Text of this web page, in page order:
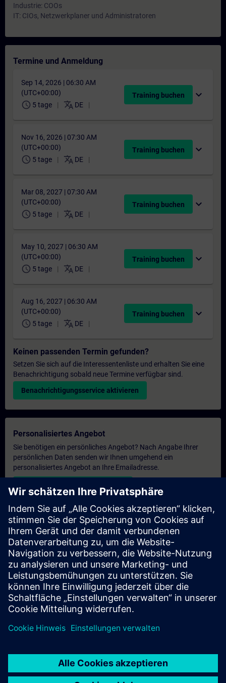
Industrie: COOs
IT: CIOs, Netzwerkplaner und Administratoren
Termine und Anmeldung
Sep 14, 2026 | 06:30 AM
(UTC+00:00)
schedule 5 tage translate DE
Training buchen expand_more
Nov 16, 2026 | 07:30 AM
(UTC+00:00)
schedule 5 tage translate DE
Training buchen expand_more
Mar 08, 2027 | 07:30 AM
(UTC+00:00)
schedule 5 tage translate DE
Training buchen expand_more
May 10, 2027 | 06:30 AM
(UTC+00:00)
schedule 5 tage translate DE
Training buchen expand_more
Aug 16, 2027 | 06:30 AM
(UTC+00:00)
schedule 5 tage translate DE
Training buchen expand_more
Keinen passenden Termin gefunden?
Setzen Sie sich auf die Interessentenliste und erhalten Sie eine
Benachrichtigung sobald neue Termine verfügbar sind.
Benachrichtigungsservice aktivieren
Personalisiertes Angebot
Sie benötigen ein persönliches Angebot? Nach Angabe Ihrer
persönlichen Daten senden wir Ihnen umgehend ein
personalisiertes Angebot an Ihre Emailadresse.
Persönliches Angebot zusenden
Anfrage Exklusivtraining
Haben Sie Bedarf an einem höheren Schulungsangebot und
brauchen ein exklusives Training – entweder vor Ort bei Ihnen,
virtuell oder in einem SITRAIN Trainingscenter? Nachdem Sie
uns Ihre persönlichen Daten und Ihren Trainingsbedarf
übermittelt haben, bekommen Sie von uns ein Angebot für eine
exklusive Schulung.
Exklusives Angebot anfragen